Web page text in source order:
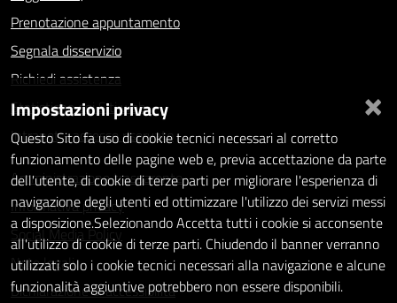
Prenotazione appuntamento
Segnala disservizio
Richiedi assistenza
Statistiche dei Siti web
Intranet - accesso riservato
Amministrazione trasparente
Informativa privacy
Social Media Policy
Note legali
Dichiarazione di accessibilità
×
Impostazioni privacy
Questo Sito fa uso di cookie tecnici necessari al corretto
funzionamento delle pagine web e, previa accettazione da parte
dell'utente, di cookie di terze parti per migliorare l'esperienza di
navigazione degli utenti ed ottimizzare l'utilizzo dei servizi messi
a disposizione.Selezionando Accetta tutti i cookie si acconsente
all'utilizzo di cookie di terze parti. Chiudendo il banner verranno
utilizzati solo i cookie tecnici necessari alla navigazione e alcune
funzionalità aggiuntive potrebbero non essere disponibili.